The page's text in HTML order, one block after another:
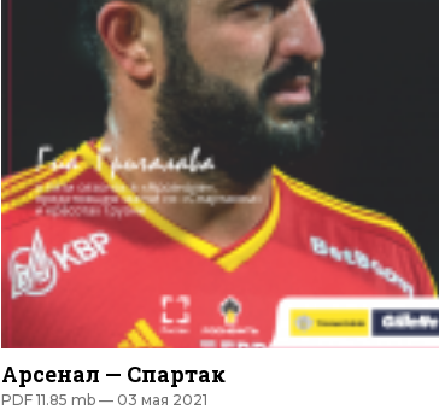
Арсенал — Спартак
PDF 11.85 mb — 03 мая 2021